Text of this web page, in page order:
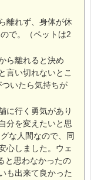
離れず、身体が休
で。（ペットは2
ら離れると決め
言い切れないとこ
いたら気持ちが
に行く勇気があり
分を変えたいと思
な人間なので、同
心しました。ウェ
と思わなかったの
も出来て良かった